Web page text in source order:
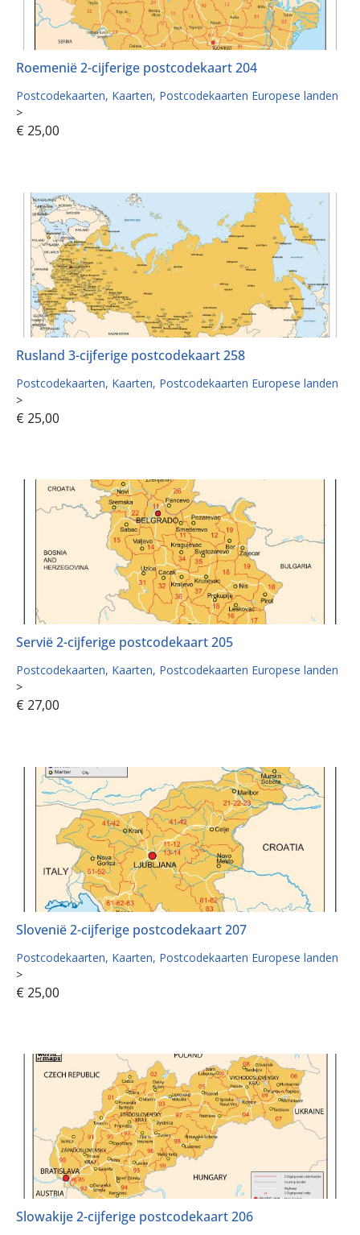
Roemenië 2-cijferige postcodekaart 204
Postcodekaarten Kaarten Postcodekaarten Europese landen
>
€ 25,00
Rusland 3-cijferige postcodekaart 258
Postcodekaarten Kaarten Postcodekaarten Europese landen
>
€ 25,00
Servië 2-cijferige postcodekaart 205
Postcodekaarten Kaarten Postcodekaarten Europese landen
>
€ 27,00
Slovenië 2-cijferige postcodekaart 207
Postcodekaarten Kaarten Postcodekaarten Europese landen
>
€ 25,00
Slowakije 2-cijferige postcodekaart 206